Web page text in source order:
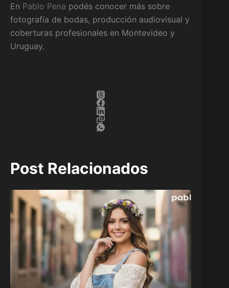
En Pablo Pena podés conocer más sobre
fotografía de bodas, producción audiovisual y
coberturas profesionales en Montevideo y
Uruguay.
Post Relacionados